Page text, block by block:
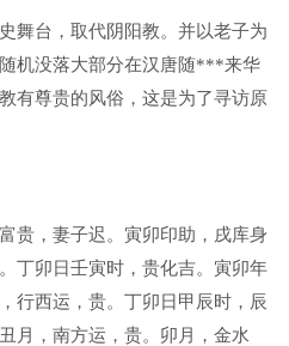
舞台，取代阴阳教。并以老子为
机没落大部分在汉唐随***来华
有尊贵的风俗，这是为了寻访原
贵，妻子迟。寅卯印助，戌库身
丁卯日壬寅时，贵化吉。寅卯年
行西运，贵。丁卯日甲辰时，辰
月，南方运，贵。卯月，金水